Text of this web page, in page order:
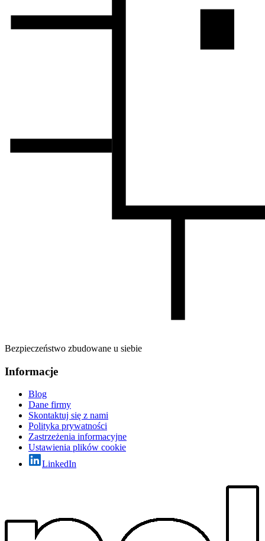
Bezpieczeństwo zbudowane u siebie
Informacje
Blog
Dane firmy
Skontaktuj się z nami
Polityka prywatności
Zastrzeżenia informacyjne
Ustawienia plików cookie
LinkedIn